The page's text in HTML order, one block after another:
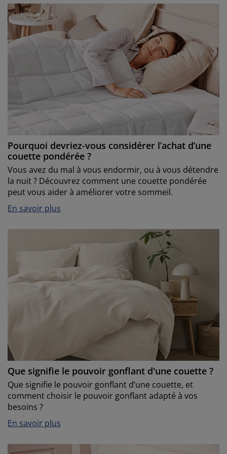
Pourquoi devriez-vous considérer l’achat d’une
couette pondérée ?
Vous avez du mal à vous endormir, ou à vous détendre
la nuit ? Découvrez comment une couette pondérée
peut vous aider à améliorer votre sommeil.
En savoir plus
Que signifie le pouvoir gonflant d'une couette ?
Que signifie le pouvoir gonflant d’une couette, et
comment choisir le pouvoir gonflant adapté à vos
besoins ?
En savoir plus